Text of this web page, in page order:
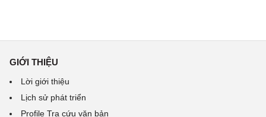
GIỚI THIỆU
Lời giới thiệu
Lịch sử phát triển
Profile Tra cứu văn bản